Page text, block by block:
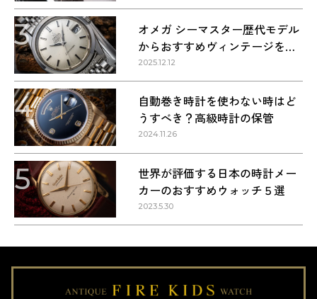
3
オメガ シーマスター歴代モデル
からおすすめヴィンテージを紹
介
2025.12.12
4
自動巻き時計を使わない時はど
うすべき？高級時計の保管
2024.11.26
5
世界が評価する日本の時計メー
カーのおすすめウォッチ５選
2023.5.30